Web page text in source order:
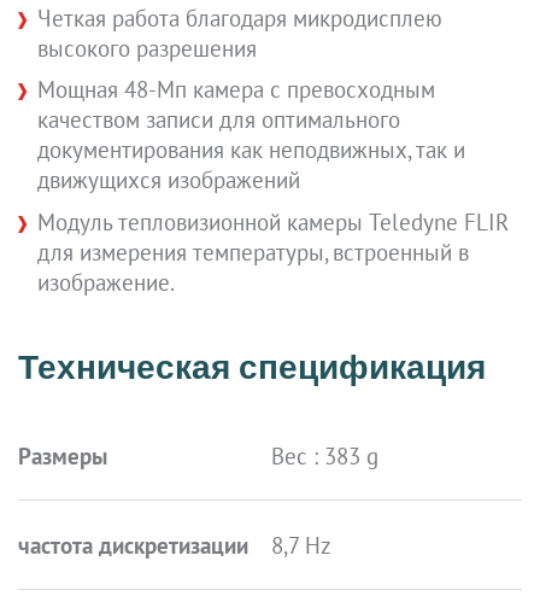
Четкая работа благодаря микродисплею
высокого разрешения
Мощная 48-Мп камера с превосходным
качеством записи для оптимального
документирования как неподвижных, так и
движущихся изображений
Модуль тепловизионной камеры Teledyne FLIR
для измерения температуры, встроенный в
изображение.
Техническая спецификация
Размеры Вес : 383 g
частота дискретизации 8,7 Hz